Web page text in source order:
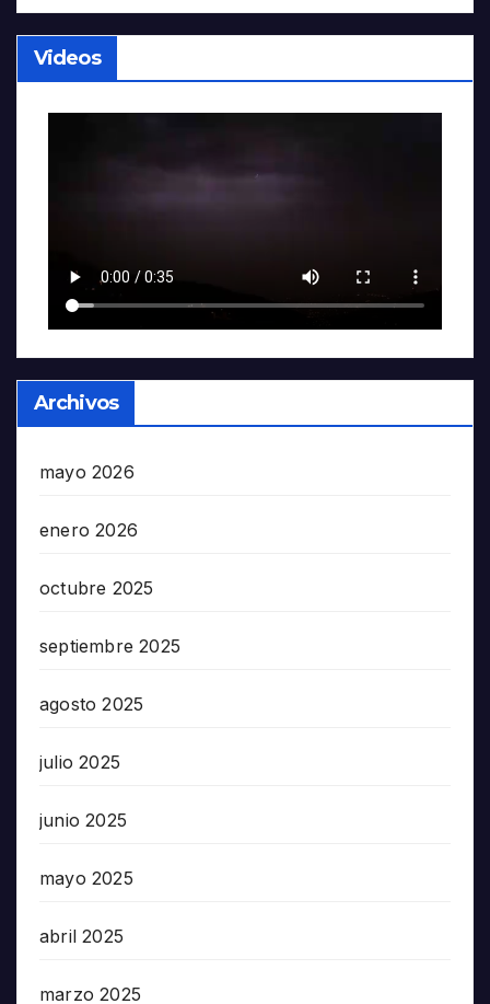
Videos
Archivos
mayo 2026
enero 2026
octubre 2025
septiembre 2025
agosto 2025
julio 2025
junio 2025
mayo 2025
abril 2025
marzo 2025